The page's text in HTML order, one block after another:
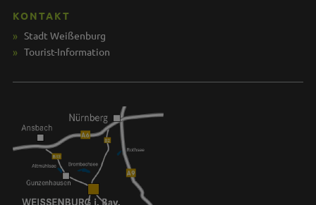
KONTAKT
Stadt Weißenburg
Tourist-Information